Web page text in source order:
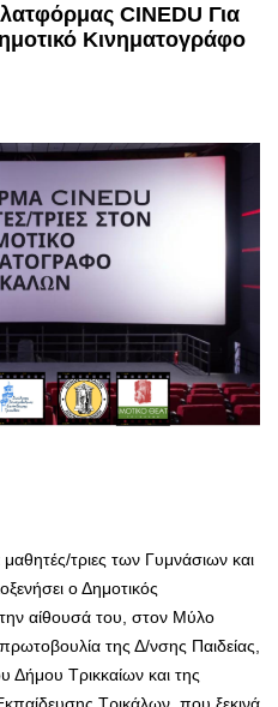
CINEDU Για
Κινηματογράφο
τριες των Γυμνάσιων και
ο Δημοτικός
αίθουσά του, στον Μύλο
της Δ/νσης Παιδείας,
Δήμου Τρικκαίων και της
Τρικάλων, που ξεκινά